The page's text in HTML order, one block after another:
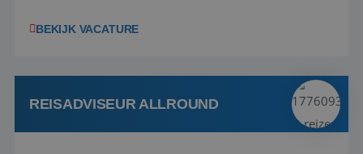
en tarieven waar je collega’s niet uitkomen.
kwaliteitsbewaking van alles wat met IATA te m...
BEKIJK VACATURE
REISADVISEUR ALLROUND